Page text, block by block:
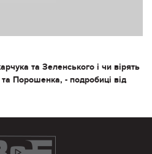
та Зеленського і чи вірять
Порошенка, - подробиці від